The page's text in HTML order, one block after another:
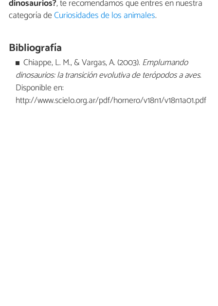
dinosaurios?, te recomendamos que entres en nuestra
categoría deCuriosidades de los animales.
Bibliografía
Chiappe, L. M., & Vargas, A. (2003). Emplumando
dinosaurios: la transición evolutiva de terópodos a aves.
Disponible en:
http://www.scielo.org.ar/pdf/hornero/v18n1/v18n1a01.pdf